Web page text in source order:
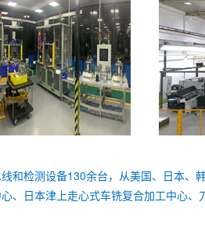
和检测设备130余台，从美国、日本、
、日本津上走心式车铣复合加工中心、